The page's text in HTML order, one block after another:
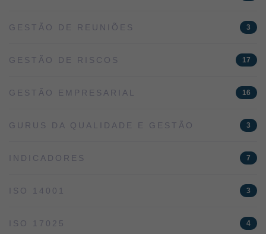
GESTÃO DE REUNIÕES 3
GESTÃO DE RISCOS 17
GESTÃO EMPRESARIAL 16
GURUS DA QUALIDADE E GESTÃO 3
INDICADORES 7
ISO 14001 3
ISO 17025 4